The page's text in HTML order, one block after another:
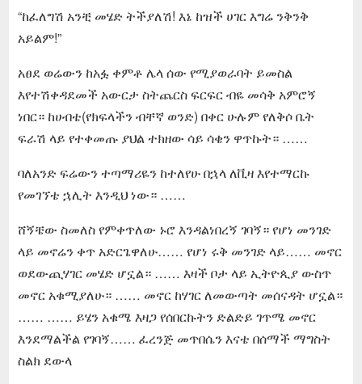
“ከፈለግሽ አንቺ መሄድ ትችያለሽ! እኔ ከዝች ሀገር እግሬ ንቅንቅ
አይልም!”
አፀደ ወሬውን ከአፏ ቀምቶ ሌላ ሰው የሚያወራባት ይመስል
እየተሽቀዳደመች አውርታ ስትጨርስ ፍርፍር ብዬ መሳቅ አምሮኝ
ነበር። ከሀብቴ(የክፍላችን ብቸኛ ወንድ) በቀር ሁሉም የለቅሶ ቤት
ፍራሽ ላይ የተቀመጡ ያህል ተክዘው ሳይ ሳቄን ዋጥኩት። ……
ባለአንድ ፍሬውን ተጣማሪዬን ከተለየሁ በኋላ ለቪዛ እየተማርኩ
የመገኘቴ ኋሊት እንዲህ ነው። ……
ሸኝቼው ስመለስ የምቀጥለው ኑሮ እንዳልነበረኝ ገባኝ። የሆነ መንገድ
ላይ መኖሬን ቀጥ አድርጌዋለሁ…… የሆነ ሩቅ መንገድ ላይ…… መኖር
ወደውጪሃገር መሄድ ሆኗል። …… እዛች ቦታ ላይ ኢትዮጲያ ውስጥ
መኖር አቁሚያለሁ። …… መኖር ከሃገር ለመውጣት መሰናዳት ሆኗል።
…… …… ይሄን አቁሜ እዛጋ የሰበርኩትን ድልድይ ገጥሜ መኖር
እንደማልችል የገባኝ…… ፈረንጅ መጥበሴን እናቴ በሰማች ማግስት
ስልክ ደውላ